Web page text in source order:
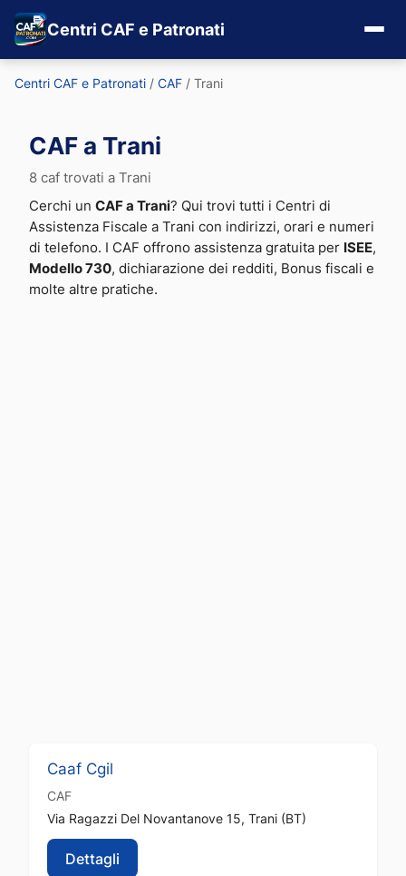
Centri CAF e Patronati
Centri CAF e Patronati / CAF / Trani
CAF a Trani
8 caf trovati a Trani
Cerchi un CAF a Trani? Qui trovi tutti i Centri di
Assistenza Fiscale a Trani con indirizzi, orari e numeri
di telefono. I CAF offrono assistenza gratuita per ISEE,
Modello 730, dichiarazione dei redditi, Bonus fiscali e
molte altre pratiche.
Caaf Cgil
CAF
Via Ragazzi Del Novantanove 15, Trani (BT)
Dettagli